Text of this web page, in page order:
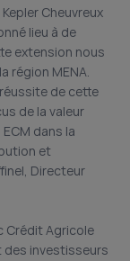
Cheuvreux
lieu à de
extension nous
région MENA.
de cette
de la valeur
dans la
et
Directeur
Crédit Agricole
des investisseurs